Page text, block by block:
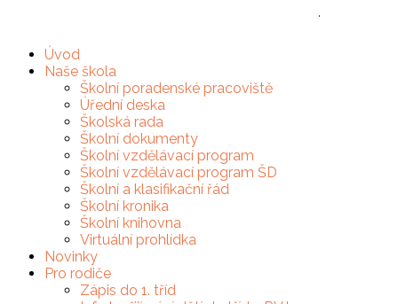
·
Úvod
Naše škola
Školní poradenské pracoviště
Úřední deska
Školská rada
Školní dokumenty
Školní vzdělávací program
Školní vzdělávací program ŠD
Školní a klasifikační řád
Školní kronika
Školní knihovna
Virtuální prohlídka
Novinky
Pro rodiče
Zápis do 1. tříd